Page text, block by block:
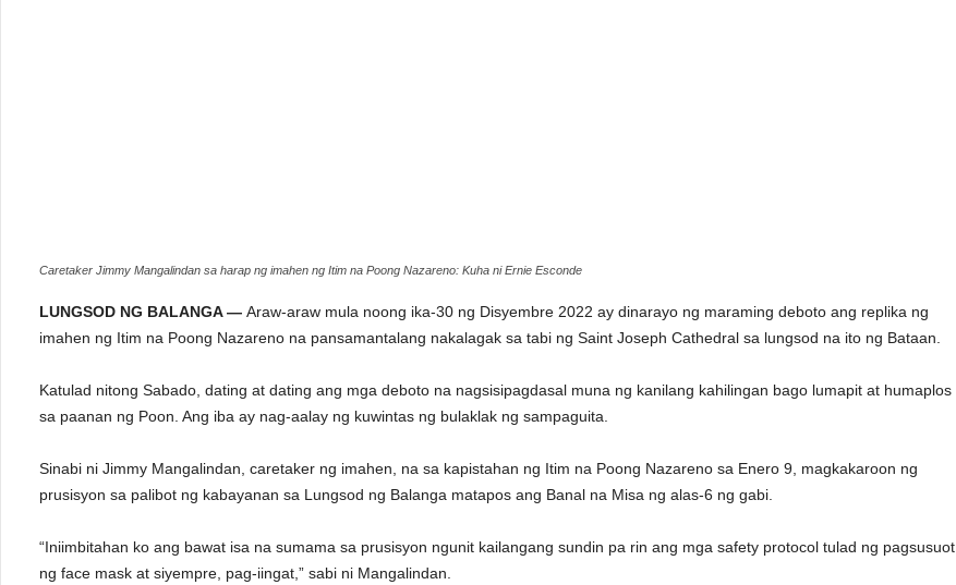
Caretaker Jimmy Mangalindan sa harap ng imahen ng Itim na Poong Nazareno: Kuha ni Ernie Esconde
LUNGSOD NG BALANGA — Araw-araw mula noong ika-30 ng Disyembre 2022 ay dinarayo ng maraming deboto ang replika ng
imahen ng Itim na Poong Nazareno na pansamantalang nakalagak sa tabi ng Saint Joseph Cathedral sa lungsod na ito ng Bataan.
Katulad nitong Sabado, dating at dating ang mga deboto na nagsisipagdasal muna ng kanilang kahilingan bago lumapit at humaplos
sa paanan ng Poon. Ang iba ay nag-aalay ng kuwintas ng bulaklak ng sampaguita.
Sinabi ni Jimmy Mangalindan, caretaker ng imahen, na sa kapistahan ng Itim na Poong Nazareno sa Enero 9, magkakaroon ng
prusisyon sa palibot ng kabayanan sa Lungsod ng Balanga matapos ang Banal na Misa ng alas-6 ng gabi.
“Iniimbitahan ko ang bawat isa na sumama sa prusisyon ngunit kailangang sundin pa rin ang mga safety protocol tulad ng pagsusuot
ng face mask at siyempre, pag-iingat,” sabi ni Mangalindan.